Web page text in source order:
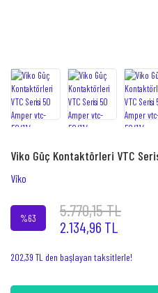
Viko Güç Kontaktörleri VTC
Viko
%63 5.770,15 TL
2.134,96 TL
202,39 TL den başlayan taksitlerle!